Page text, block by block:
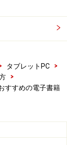
階調グレース
タブレットPC
>
>
すすめの電子書籍